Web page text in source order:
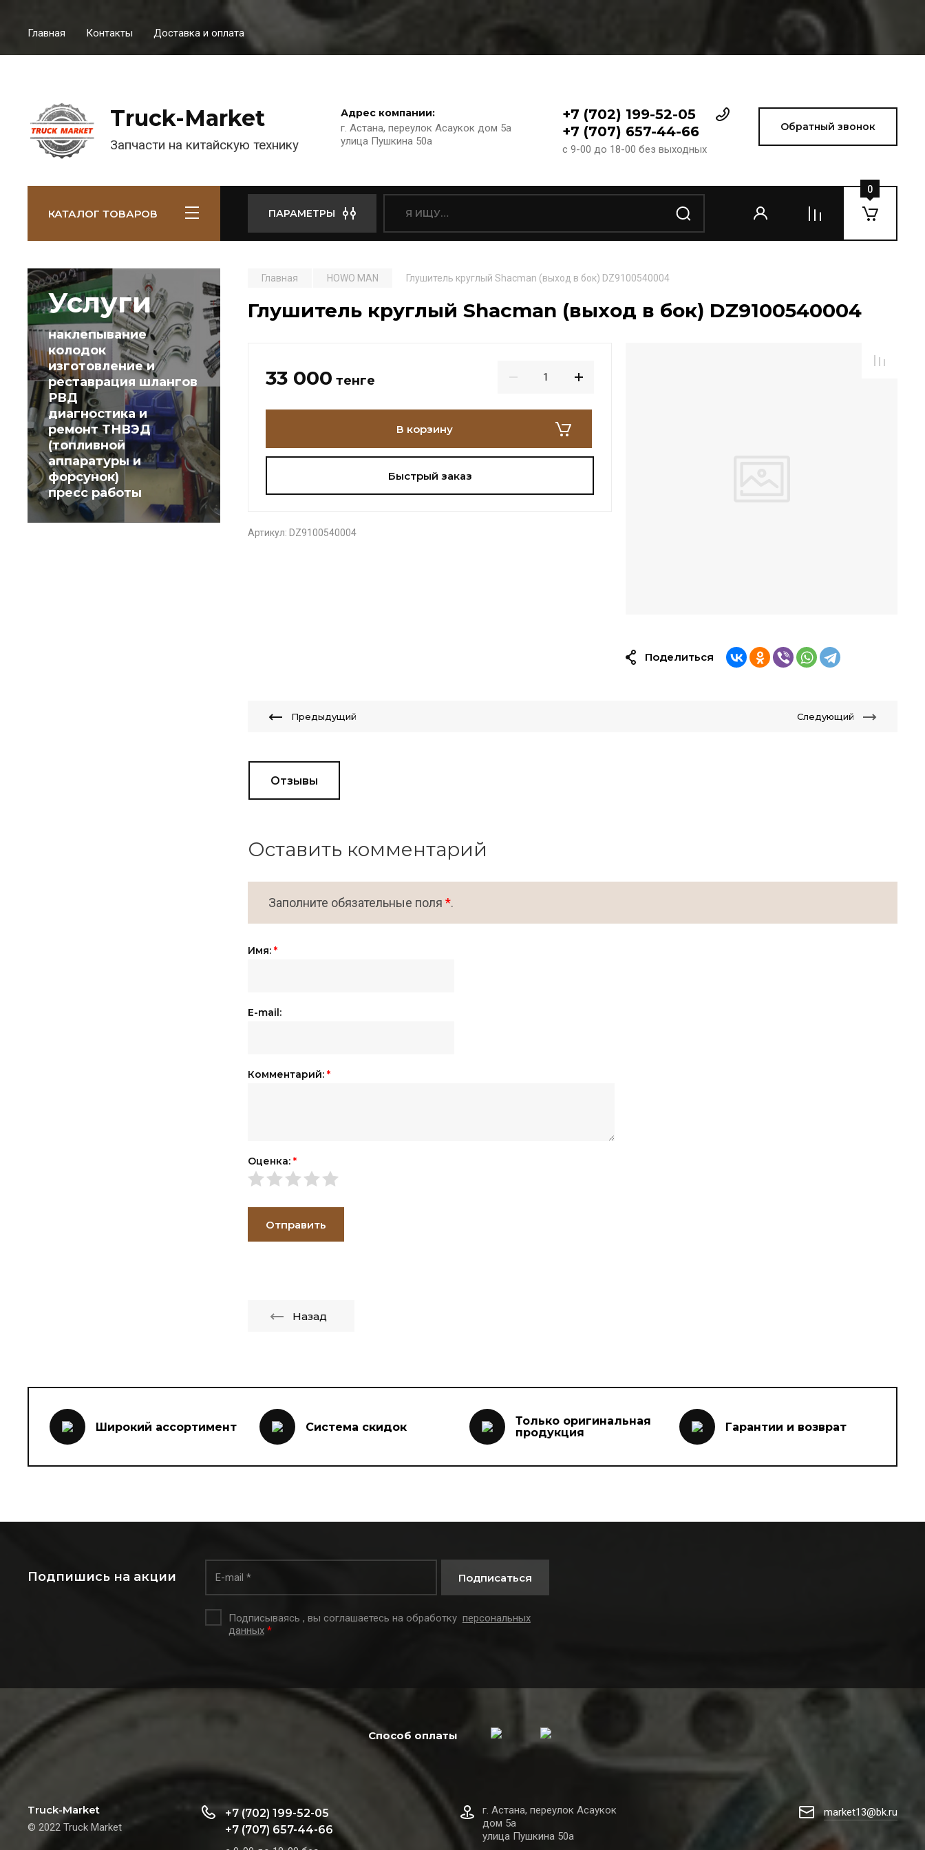
Главная Контакты Доставка и оплата
Truck-Market
Запчасти на китайскую технику
Адрес компании:
г. Астана, переулок Асаукок дом 5а
улица Пушкина 50а
+7 (702) 199-52-05
+7 (707) 657-44-66
с 9-00 до 18-00 без выходных
Обратный звонок
КАТАЛОГ ТОВАРОВ ПАРАМЕТРЫ
0
Услуги
наклепывание
колодок
изготовление и
реставрация шлангов
РВД
диагностика и
ремонт ТНВЭД
(топливной
аппаратуры и
форсунок)
пресс работы
Главная HOWO MAN Глушитель круглый Shacman (выход в бок) DZ9100540004
Глушитель круглый Shacman (выход в бок) DZ9100540004
33 000 тенге
В корзину
Быстрый заказ
Артикул: DZ9100540004
Поделиться
Предыдущий Следующий
Отзывы
Оставить комментарий
Заполните обязательные поля *.
Имя: *
E-mail:
Комментарий: *
Оценка: *
Отправить
Назад
Широкий ассортимент Система скидок
Только оригинальная
продукция
Гарантии и возврат
Подпишись на акции
Подписываясь , вы соглашаетесь на обработку персональных
данных *
Подписаться
Способ оплаты
Truck-Market
© 2022 Truck Market
+7 (702) 199-52-05
+7 (707) 657-44-66
г. Астана, переулок Асаукок
дом 5а
улица Пушкина 50а
market13@bk.ru